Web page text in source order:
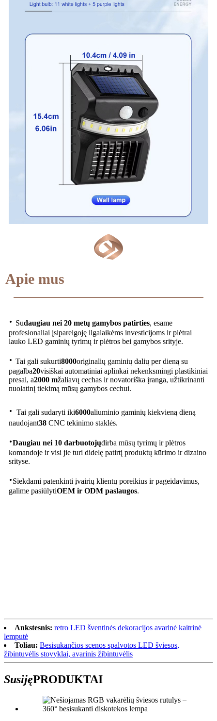
Apie mus
· Sudaugiau nei 20 metų gamybos patirties, esame
profesionaliai įsipareigoję ilgalaikėms investicijoms ir plėtrai
lauko LED gaminių tyrimų ir plėtros bei gamybos srityje.
· Tai gali sukurti8000originalių gaminių dalių per dieną su
pagalba20visiškai automatiniai aplinkai nekenksmingi plastikiniai
presai, a2000 mžaliavų cechas ir novatoriška įranga, užtikrinanti
nuolatinį tiekimą mūsų gamybos cechui.
· Tai gali sudaryti iki6000aliuminio gaminių kiekvieną dieną
naudojant38 CNC tekinimo staklės.
·Daugiau nei 10 darbuotojųdirba mūsų tyrimų ir plėtros
komandoje ir visi jie turi didelę patirtį produktų kūrimo ir dizaino
srityse.
·Siekdami patenkinti įvairių klientų poreikius ir pageidavimus,
galime pasiūlytiOEM ir ODM paslaugos.
Ankstesnis: retro LED šventinės dekoracijos avarinė kaitrinė
lemputė
Toliau: Besisukančios scenos spalvotos LED šviesos,
žibintuvėlis stovyklai, avarinis žibintuvėlis
SusijęPRODUKTAI